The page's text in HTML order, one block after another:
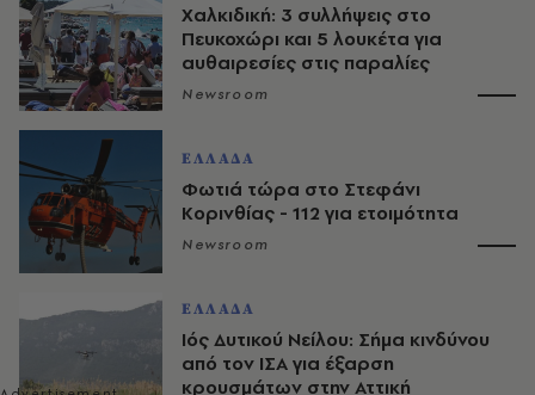
Χαλκιδική: 3 συλλήψεις στο
Πευκοχώρι και 5 λουκέτα για
αυθαιρεσίες στις παραλίες
Newsroom
ΕΛΛΑΔΑ
Φωτιά τώρα στο Στεφάνι
Κορινθίας - 112 για ετοιμότητα
Newsroom
ΕΛΛΑΔΑ
Ιός Δυτικού Νείλου: Σήμα κινδύνου
από τον ΙΣΑ για έξαρση
κρουσμάτων στην Αττική